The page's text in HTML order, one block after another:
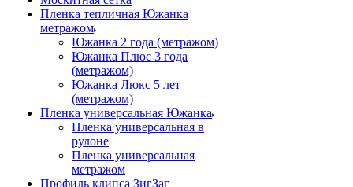
Пленка тепличная Южанка
метражом
Южанка 2 года (метражом)
Южанка Плюс 3 года
(метражом)
Южанка Люкс 5 лет
(метражом)
Пленка универсальная Южанка
Пленка универсальная в
рулоне
Пленка универсальная
метражом
Профиль клипса ЗигЗаг